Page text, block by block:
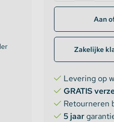
Aan
Zakelijke
Levering op
GRATIS
Retourneren
5 jaar